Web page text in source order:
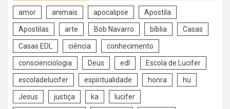
amor animais apocalipse Apostila
Apostilas arte Bob Navarro bíblia Casas
Casas EDL ciência conhecimento
conscienciologia Deus edl Escola de Lucifer
escoladelucifer espiritualidade honra hu
Jesus justiça ka lucifer